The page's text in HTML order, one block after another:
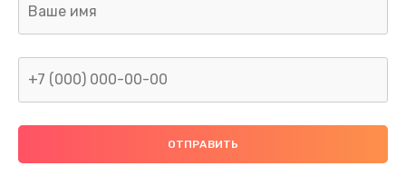
Замена системы охлаждения
1600 руб.
Замена термопасты